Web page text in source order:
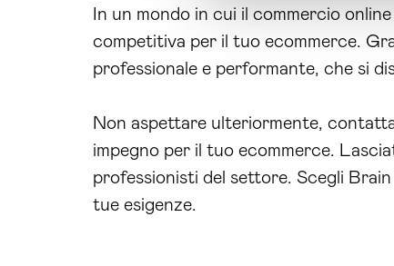
In un mondo in cui il commercio
competitiva per il tuo ecommerce.
professionale e performante, che si
Non aspettare ulteriormente,
impegno per il tuo ecommerce.
professionisti del settore. Scegli
tue esigenze.